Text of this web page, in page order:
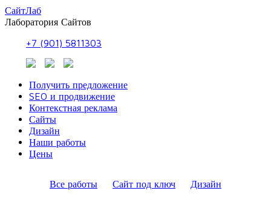
СайтЛаб
Лаборатория Сайтов
+7 (901) 5811303
Получить предложение
SEO и продвижение
Контекстная реклама
Сайты
Дизайн
Наши работы
Цены
Все работы Сайт под ключ Дизайн